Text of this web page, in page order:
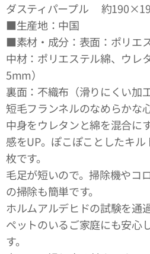
ダスティパープル 約
■生産地：中国
■素材・成分：表面：ポリエ
中材：ポリエステル綿、ウレ
5mm）
裏面：不織布（滑りにくい加工
短毛フランネルのなめらかな
中身をウレタンと綿を混合に
感をUP。ぽこぽことしたキ
枚です。
毛足が短いので。掃除機やコ
の掃除も簡単です。
ホルムアルデヒドの試験を通
ペットのいるご家庭にも安心
す。